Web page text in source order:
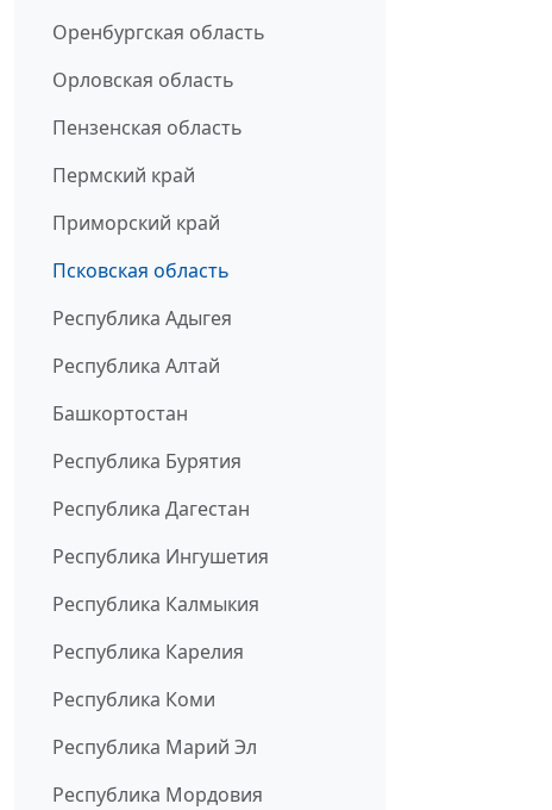
Оренбургская область
Орловская область
Пензенская область
Пермский край
Приморский край
Псковская область
Республика Адыгея
Республика Алтай
Башкортостан
Республика Бурятия
Республика Дагестан
Республика Ингушетия
Республика Калмыкия
Республика Карелия
Республика Коми
Республика Марий Эл
Республика Мордовия